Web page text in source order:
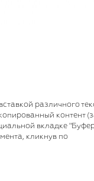
различного
контент
вкладке
кликнув по